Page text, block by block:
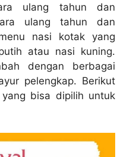
ulang tahun dan
ulang tahun dan
nasi kotak yang
atau nasi kuning.
dengan berbagai
pelengkap. Berikut
bisa dipilih untuk